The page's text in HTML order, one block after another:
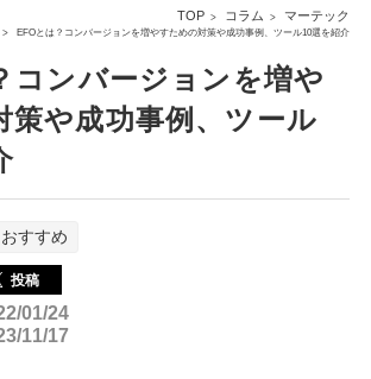
TOP コラム マーテック
EFOとは？コンバージョンを増やすための対策や成功事例、ツール10選を紹介
コンバージョンを増や
策や成功事例、ツール
おすすめ
投稿
01/24
11/17